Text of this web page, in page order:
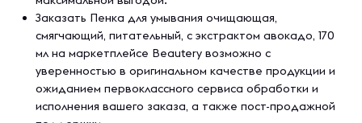
Заказать Пенка для умывания очищающая,
смягчающий, питательный, с экстрактом авокадо, 170
мл на маркетплейсе Beautery возможно с
уверенностью в оригинальном качестве продукции и
ожиданием первоклассного сервиса обработки и
исполнения вашего заказа, а также пост-продажной